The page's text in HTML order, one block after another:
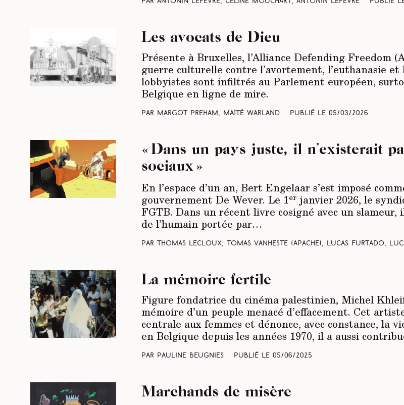
Par Antonin Lefevre, Céline Mouchart, Antonin Lefevre Publié
Les avocats de Dieu
Présente à Bruxelles, l’Alliance Defending Freedom
guerre culturelle contre l’avortement, l’euthanasie et
lobbyistes sont infiltrés au Parlement européen,
Belgique en ligne de mire.
Par Margot Preham, Maïté Warland Publié le 05/03/2026
« Dans un pays juste, il n’existerait
sociaux »
En l’espace d’un an, Bert Engelaar s’est imposé
gouvernement De Wever. Le 1er janvier 2026, le
FGTB. Dans un récent livre cosigné avec un
de l’humain portée par…
Par Thomas Lecloux, Tomas Vanheste (Apache), Lucas Furtado,
La mémoire fertile
Figure fondatrice du cinéma palestinien, Michel
mémoire d’un peuple menacé d’effacement. Cet
centrale aux femmes et dénonce, avec constance, la
en Belgique depuis les années 1970, il a aussi
Par Pauline Beugnies Publié le 05/06/2025
Marchands de misère